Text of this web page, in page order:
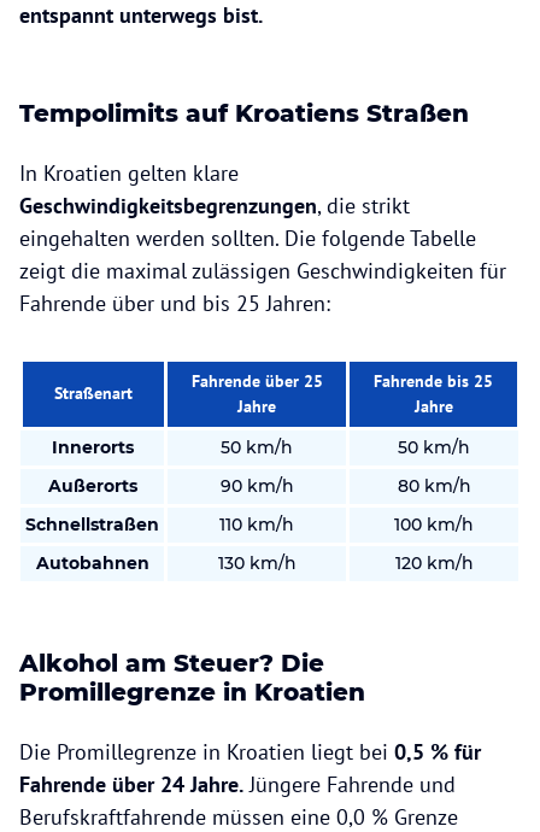
entspannt unterwegs bist.
Tempolimits auf Kroatiens Straßen
In Kroatien gelten klare
Geschwindigkeitsbegrenzungen, die strikt
eingehalten werden sollten. Die folgende Tabelle
zeigt die maximal zulässigen Geschwindigkeiten für
Fahrende über und bis 25 Jahren:
Straßenart
Fahrende über 25
Jahre
Fahrende bis 25
Jahre
Innerorts
50 km/h
50 km/h
Außerorts
90 km/h
80 km/h
Schnellstraßen
110 km/h
100 km/h
Autobahnen
130 km/h 120 km/h
Alkohol am Steuer? Die
Promillegrenze in Kroatien
Die Promillegrenze in Kroatien liegt bei 0,5 % für
Fahrende über 24 Jahre.Jüngere Fahrende und
Berufskraftfahrende müssen eine 0,0 % Grenze